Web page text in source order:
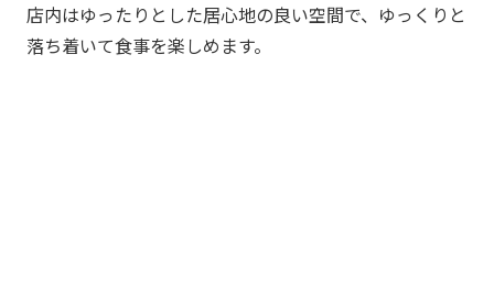
店内はゆったりとした居心地の良い空間で、ゆっくりと
落ち着いて食事を楽しめます。